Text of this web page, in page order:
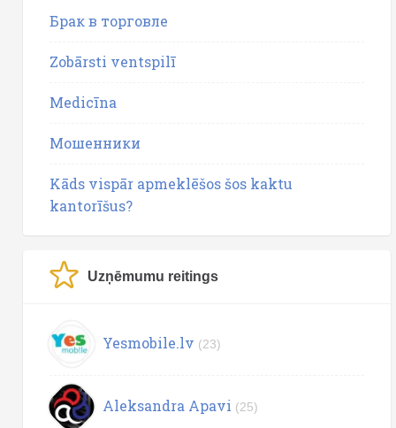
Брак в торговле
Zobārsti ventspilī
Medicīna
Мошенники
Kāds vispār apmeklēšos šos kaktu
kantorīšus?
Uzņēmumu reitings
Yesmobile.lv (23)
Aleksandra Apavi (25)